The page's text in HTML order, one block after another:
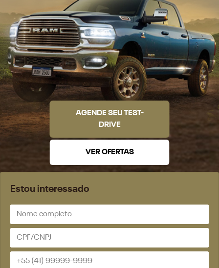
Estou interessado
AGENDE SEU TEST-
DRIVE
VER OFERTAS